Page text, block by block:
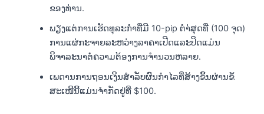
ຂອງທ່ານ.
ພຽງແຕ່ການເຮັດທຸລະກໍາທີ່ມີ 10-pip ຕໍາ່ສຸດທີ່ (100 ຈຸດ)
ການແຜ່ກະຈາຍລະຫວ່າງລາຄາເປີດແລະປິດແມ່ນ
ພິຈາລະນາຕໍ່ຄວາມຕ້ອງການຈໍານວນຫລາຍ.
ເພດານການຖອນເງິນສຳລັບຜົນກຳໄລທີ່ສ້າງຂຶ້ນຜ່ານຂໍ້
ສະເໜີນີ້ແມ່ນຈຳກັດຢູ່ທີ່ $100.